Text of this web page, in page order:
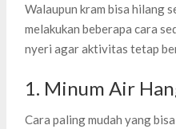
Walaupun kram bisa hilang
melakukan beberapa cara
nyeri agar aktivitas tetap
1. Minum Air
Cara paling mudah yang